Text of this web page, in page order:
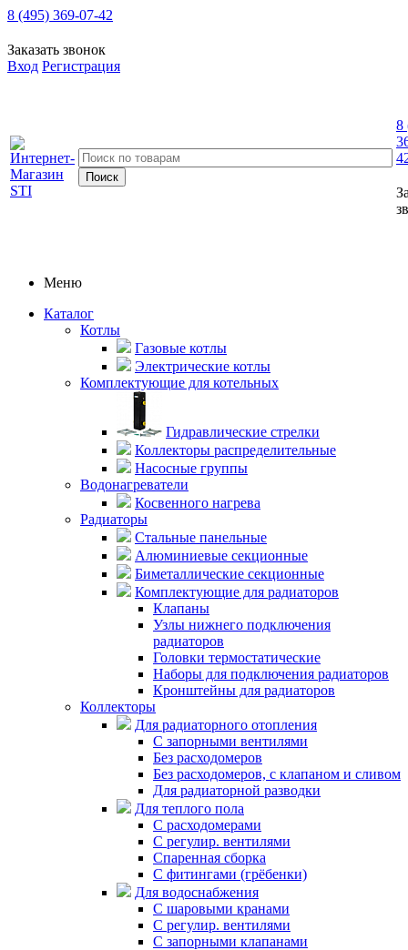
8 (495) 369-07-42
Заказать звонок
Вход Регистрация
8
Меню
Каталог
Котлы
Газовые котлы
Электрические котлы
Комплектующие для котельных
Гидравлические стрелки
Коллекторы распределительные
Насосные группы
Водонагреватели
Косвенного нагрева
Радиаторы
Стальные панельные
Алюминиевые секционные
Биметаллические секционные
Комплектующие для радиаторов
Клапаны
Узлы нижнего подключения
радиаторов
Головки термостатические
Наборы для подключения радиаторов
Кронштейны для радиаторов
Коллекторы
Для радиаторного отопления
С запорными вентилями
Без расходомеров
Без расходомеров, с клапаном и сливом
Для радиаторной разводки
Для теплого пола
C расходомерами
С регулир. вентилями
Спаренная сборка
С фитингами (грёбенки)
Для водоснабжения
С шаровыми кранами
С регулир. вентилями
С запорными клапанами